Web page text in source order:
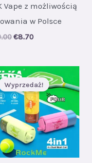
Vape z możliwością
w Polsce
Original
€70.00.
€8.70Current
€8.70.
Wyprzedaż!